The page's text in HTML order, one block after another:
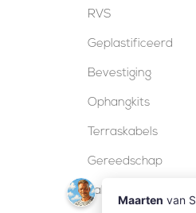
RVS
Geplastificeerd
Bevestiging
Ophangkits
Terraskabels
Gereedschap
Kabelsloten